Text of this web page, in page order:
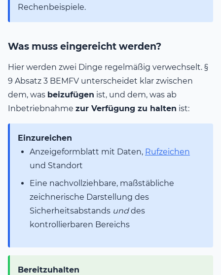
Rechenbeispiele.
Was muss eingereicht werden?
Hier werden zwei Dinge regelmäßig verwechselt. §
9 Absatz 3 BEMFV unterscheidet klar zwischen
dem, was beizufügen ist, und dem, was ab
Inbetriebnahme zur Verfügung zu halten ist:
Einzureichen
Anzeigeformblatt mit Daten, Rufzeichen
und Standort
Eine nachvollziehbare, maßstäbliche
zeichnerische Darstellung des
Sicherheitsabstands unddes
kontrollierbaren Bereichs
Bereitzuhalten